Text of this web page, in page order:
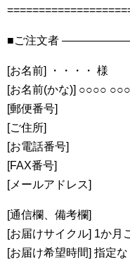
■ご注文者
[お名前] ・・・・ 様
[お名前(かな)] ○○○○
[郵便番号]
[ご住所]
[お電話番号]
[FAX番号]
[メールアドレス]
[通信欄、備考欄]
[お届けサイクル] 1か月
[お届け希望時間] 指定な